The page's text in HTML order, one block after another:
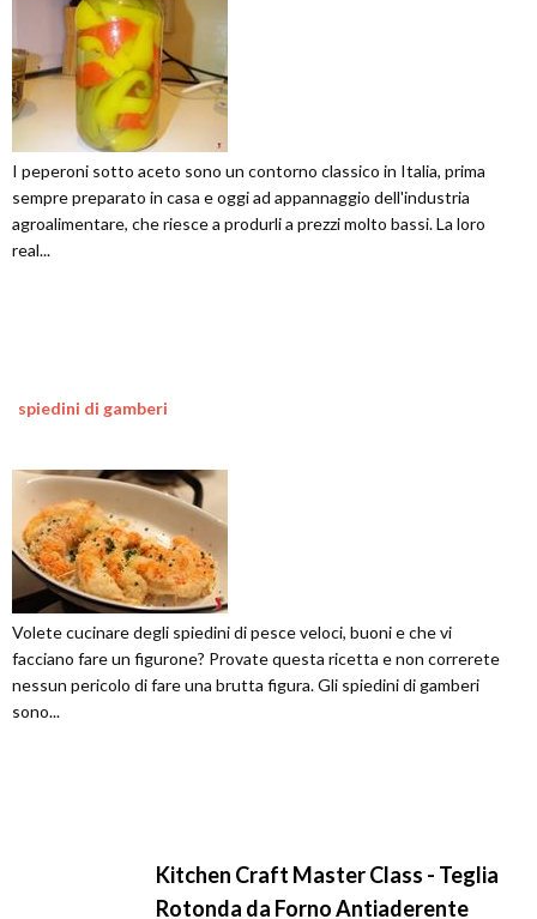
I peperoni sotto aceto sono un contorno classico in Italia, prima
sempre preparato in casa e oggi ad appannaggio dell'industria
agroalimentare, che riesce a produrli a prezzi molto bassi. La loro
real...
spiedini di gamberi
Volete cucinare degli spiedini di pesce veloci, buoni e che vi
facciano fare un figurone? Provate questa ricetta e non correrete
nessun pericolo di fare una brutta figura. Gli spiedini di gamberi
sono...
Kitchen Craft Master Class - Teglia
Rotonda da Forno Antiaderente